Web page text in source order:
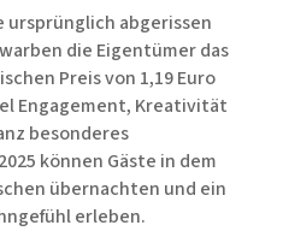
abgerissen
die Eigentümer das
Preis von 1,19 Euro
Engagement, Kreativität
besonderes
können Gäste in dem
übernachten und ein
erleben.